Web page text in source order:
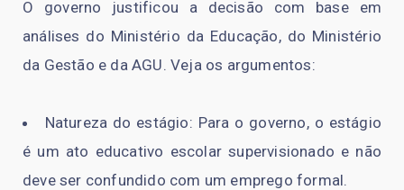
O governo justificou a decisão com base em
análises do Ministério da Educação, do Ministério
da Gestão e da AGU. Veja os argumentos:
Natureza do estágio: Para o governo, o estágio
é um ato educativo escolar supervisionado e não
deve ser confundido com um emprego formal.